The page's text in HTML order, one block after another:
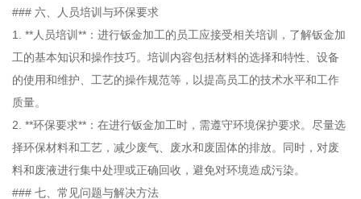
### 六、人员培训与环保要求
1. **人员培训**：进行钣金加工的员工应接受相关培训，了解钣金加
工的基本知识和操作技巧。培训内容包括材料的选择和特性、设备
的使用和维护、工艺的操作规范等，以提高员工的技术水平和工作
质量。
2. **环保要求**：在进行钣金加工时，需遵守环境保护要求。尽量选
择环保材料和工艺，减少废气、废水和废固体的排放。同时，对废
料和废液进行集中处理或正确回收，避免对环境造成污染。
### 七、常见问题与解决方法